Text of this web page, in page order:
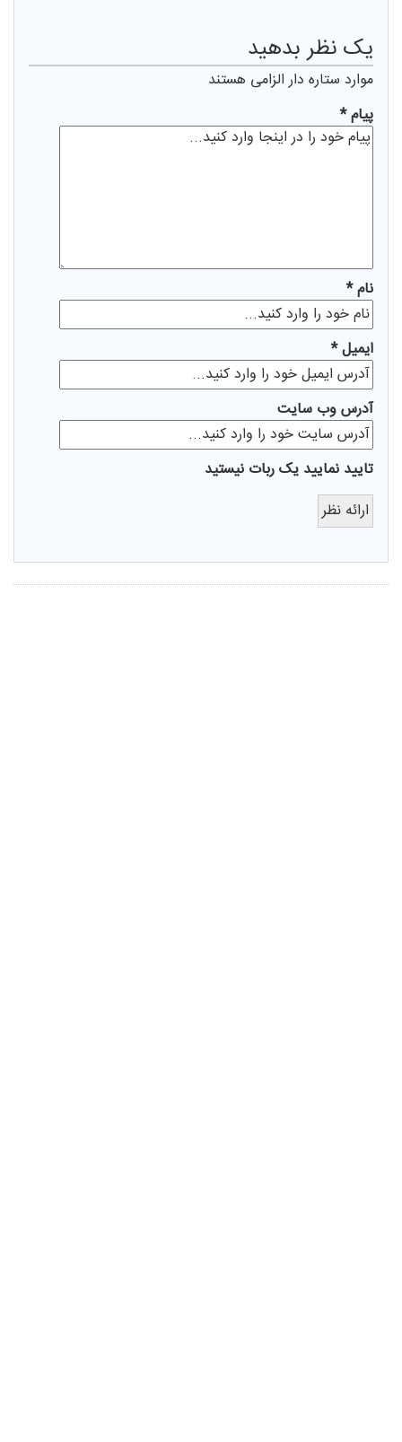
يک نظر بدهيد
موارد ستاره دار الزامی هستند
پیام *
نام *
ايميل *
آدرس وب سایت
تایید نمایید یک ربات نیستید